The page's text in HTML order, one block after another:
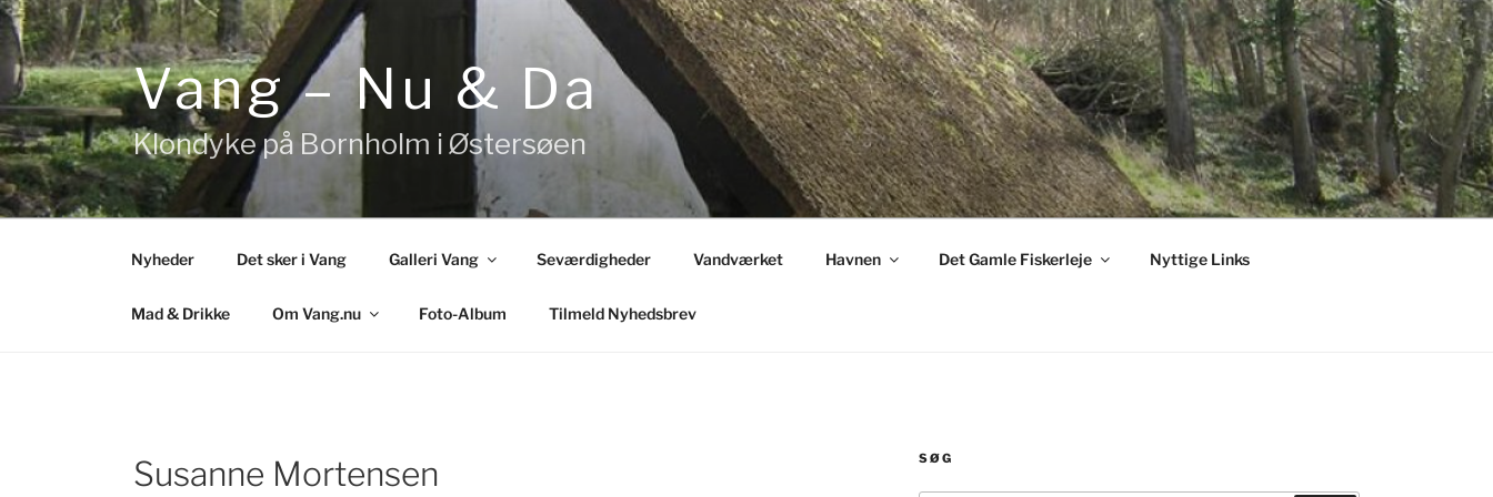
Videre
til
indhold
Vang – Nu & Da
Klondyke på Bornholm i Østersøen
Nyheder Det sker i Vang Galleri Vang Seværdigheder Vandværket Havnen Det Gamle Fiskerleje Nyttige Links
Mad & Drikke Om Vang.nu Foto-Album Tilmeld Nyhedsbrev
Susanne Mortensen SØG